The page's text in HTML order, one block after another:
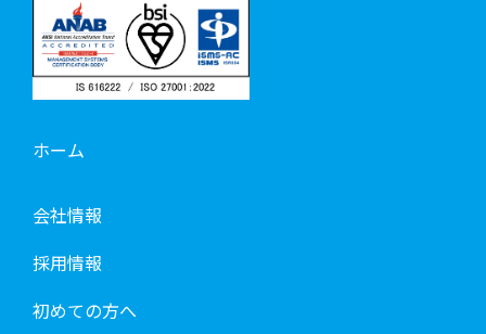
ホーム
会社情報
採用情報
初めての方へ